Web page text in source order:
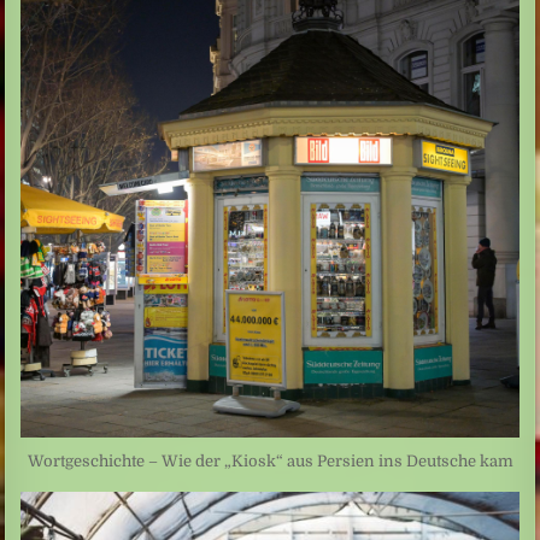
Wortgeschichte – Wie der „Kiosk“ aus Persien ins Deutsche kam